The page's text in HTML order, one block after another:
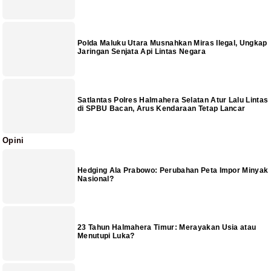
Polda Maluku Utara Musnahkan Miras Ilegal, Ungkap
Jaringan Senjata Api Lintas Negara
Satlantas Polres Halmahera Selatan Atur Lalu Lintas
di SPBU Bacan, Arus Kendaraan Tetap Lancar
Opini
Hedging Ala Prabowo: Perubahan Peta Impor Minyak
Nasional?
23 Tahun Halmahera Timur: Merayakan Usia atau
Menutupi Luka?